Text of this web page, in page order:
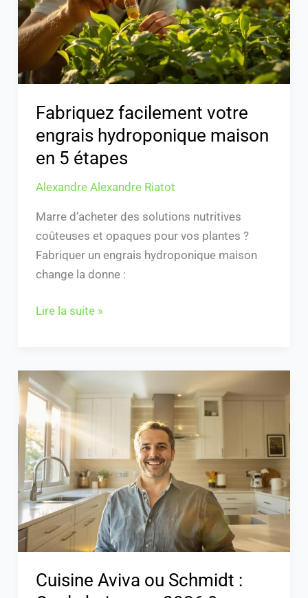
Fabriquez facilement votre
engrais hydroponique maison
en 5 étapes
Alexandre Alexandre Riatot
Marre d’acheter des solutions nutritives
coûteuses et opaques pour vos plantes ?
Fabriquer un engrais hydroponique maison
change la donne :
maison
en
étapes
Lire la suite »
Cuisine Aviva ou Schmidt :
Cuisine
Aviva
ou
Schmidt
:
Quel
choix
pour
2026
?